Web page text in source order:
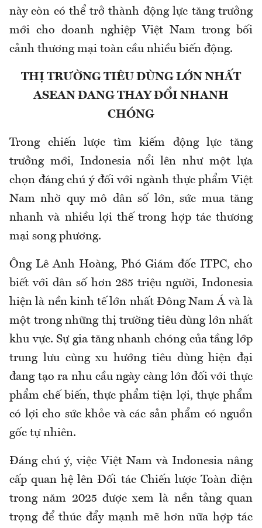
này còn có thể trở thành động lực tăng trưởng
mới cho doanh nghiệp Việt Nam trong bối
cảnh thương mại toàn cầu nhiều biến động.
THỊ TRƯỜNG TIÊU DÙNG LỚN NHẤT
ASEAN ĐANG THAY ĐỔI NHANH
CHÓNG
Trong chiến lược tìm kiếm động lực tăng
trưởng mới, Indonesia nổi lên như một lựa
chọn đáng chú ý đối với ngành thực phẩm Việt
Nam nhờ quy mô dân số lớn, sức mua tăng
nhanh và nhiều lợi thế trong hợp tác thương
mại song phương.
Ông Lê Anh Hoàng, Phó Giám đốc ITPC, cho
biết với dân số hơn 285 triệu người, Indonesia
hiện là nền kinh tế lớn nhất Đông Nam Á và là
một trong những thị trường tiêu dùng lớn nhất
khu vực. Sự gia tăng nhanh chóng của tầng lớp
trung lưu cùng xu hướng tiêu dùng hiện đại
đang tạo ra nhu cầu ngày càng lớn đối với thực
phẩm chế biến, thực phẩm tiện lợi, thực phẩm
có lợi cho sức khỏe và các sản phẩm có nguồn
gốc tự nhiên.
Đáng chú ý, việc Việt Nam và Indonesia nâng
cấp quan hệ lên Đối tác Chiến lược Toàn diện
trong năm 2025 được xem là nền tảng quan
trọng để thúc đẩy mạnh mẽ hơn nữa hợp tác